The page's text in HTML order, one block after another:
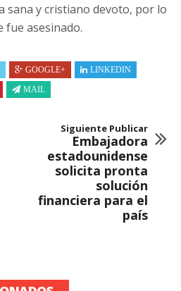
sana y cristiano devoto, por lo
fue asesinado.
GOOGLE+
LINKEDIN
MAIL
Siguiente Publicar
Embajadora
estadounidense
solicita pronta
solución
financiera para el
país